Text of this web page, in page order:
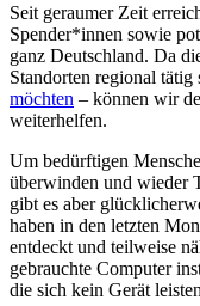
Seit geraumer Zeit
Spender*innen sowie
ganz Deutschland. Da
Standorten regional
möchten – können wir
weiterhelfen.
Um bedürftigen
überwinden und wieder
gibt es aber
haben in den letzten
entdeckt und teilweise
gebrauchte Computer
die sich kein Gerät